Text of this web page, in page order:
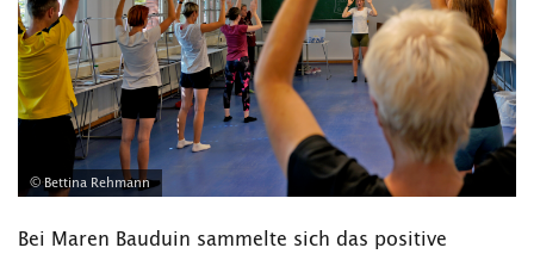
© Bettina Rehmann
Bei Maren Bauduin sammelte sich das positive